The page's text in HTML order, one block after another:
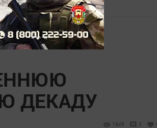
ДЕКАДУ
1645 0